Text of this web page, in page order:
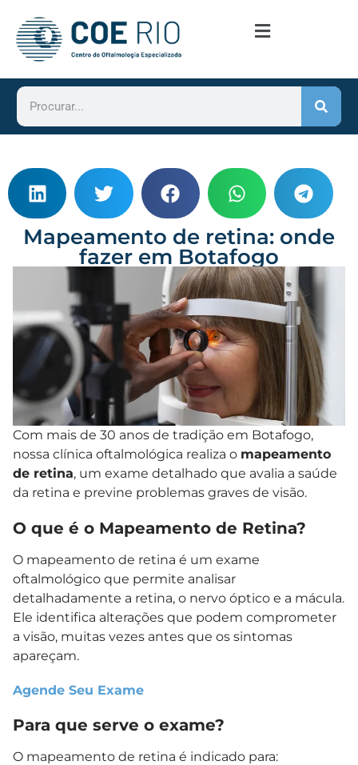
Mapeamento de retina: onde
fazer em Botafogo
Com mais de 30 anos de tradição em Botafogo,
nossa clínica oftalmológica realiza o mapeamento
de retina, um exame detalhado que avalia a saúde
da retina e previne problemas graves de visão.
O que é o Mapeamento de Retina?
O mapeamento de retina é um exame
oftalmológico que permite analisar
detalhadamente a retina, o nervo óptico e a mácula.
Ele identifica alterações que podem comprometer
a visão, muitas vezes antes que os sintomas
apareçam.
Agende Seu Exame
Para que serve o exame?
O mapeamento de retina é indicado para: